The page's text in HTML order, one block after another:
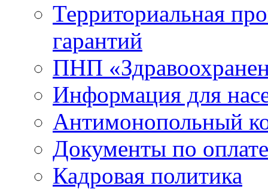
Территориальная
гарантий
ПНП
Информация для
Антимонопольный
Документы по
Кадровая политика